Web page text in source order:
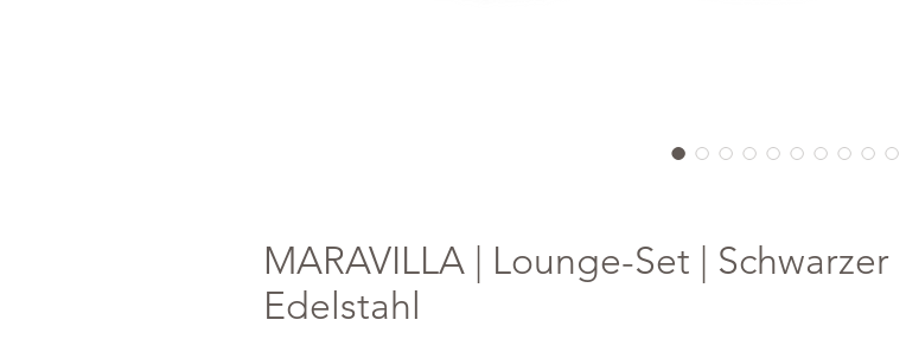
MARAVILLA | Lounge-Set | Schwarzer
Edelstahl